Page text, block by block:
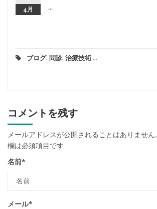
4月 ...
ブログ, 問診, 治療技術...
コメントを残す
メールアドレスが公開されることはありません
欄は必須項目です
名前*
メール*